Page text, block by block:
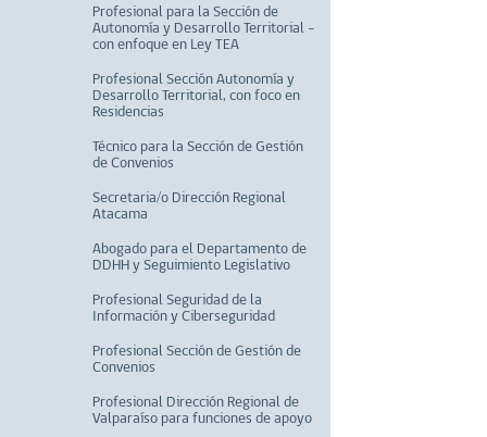
Profesional para la Sección de
Autonomía y Desarrollo Territorial –
con enfoque en Ley TEA
Profesional Sección Autonomía y
Desarrollo Territorial, con foco en
Residencias
Técnico para la Sección de Gestión
de Convenios
Secretaria/o Dirección Regional
Atacama
Abogado para el Departamento de
DDHH y Seguimiento Legislativo
Profesional Seguridad de la
Información y Ciberseguridad
Profesional Sección de Gestión de
Convenios
Profesional Dirección Regional de
Valparaíso para funciones de apoyo